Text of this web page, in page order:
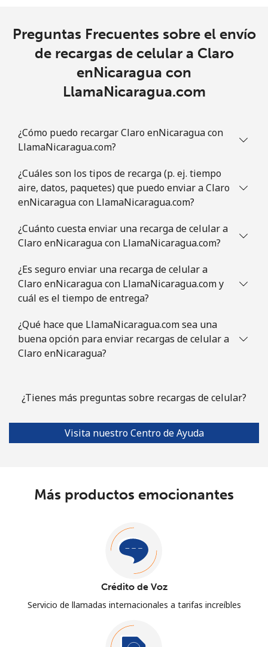
Preguntas Frecuentes sobre el envío
de recargas de celular a Claro
enNicaragua con
LlamaNicaragua.com
¿Cómo puedo recargar Claro enNicaragua con
LlamaNicaragua.com?
¿Cuáles son los tipos de recarga (p. ej. tiempo
aire, datos, paquetes) que puedo enviar a Claro
enNicaragua con LlamaNicaragua.com?
¿Cuánto cuesta enviar una recarga de celular a
Claro enNicaragua con LlamaNicaragua.com?
¿Es seguro enviar una recarga de celular a
Claro enNicaragua con LlamaNicaragua.com y
cuál es el tiempo de entrega?
¿Qué hace que LlamaNicaragua.com sea una
buena opción para enviar recargas de celular a
Claro enNicaragua?
¿Tienes más preguntas sobre recargas de celular?
Visita nuestro Centro de Ayuda
Más productos emocionantes
Crédito de Voz
Servicio de llamadas internacionales a tarifas increíbles